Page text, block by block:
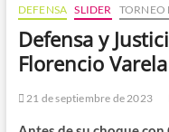
DEFENSA SLIDER TORNEO
Defensa y
Florencio Varela
21 de septiembre de 2023